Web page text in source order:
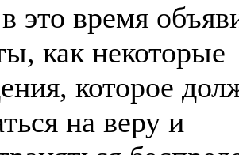
это время
как некоторые
которое
на веру и